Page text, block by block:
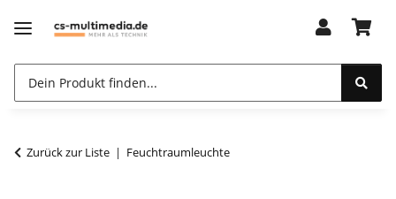
Zurück zur Liste Feuchtraumleuchte